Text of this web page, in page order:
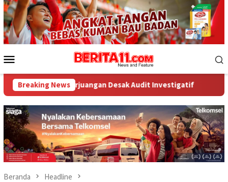
Loncat
ke
konten
Mobile
Breaking News
Perjuangan Desak Audit Investigatif WNA Asal Arab
Beranda Headline